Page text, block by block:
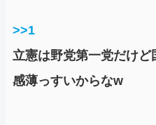
>>1
立憲は野党第一党だけ
感薄っすいからなw